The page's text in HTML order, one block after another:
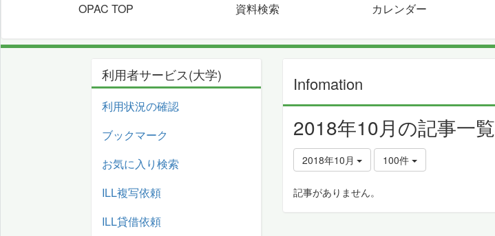
OPAC TOP 資料検索 カレンダー
Infomation
2018年10月の記事一覧
2018年10月 100件
記事がありません。
利用者サービス(大学)
利用状況の確認
ブックマーク
お気に入り検索
ILL複写依頼
ILL貸借依頼